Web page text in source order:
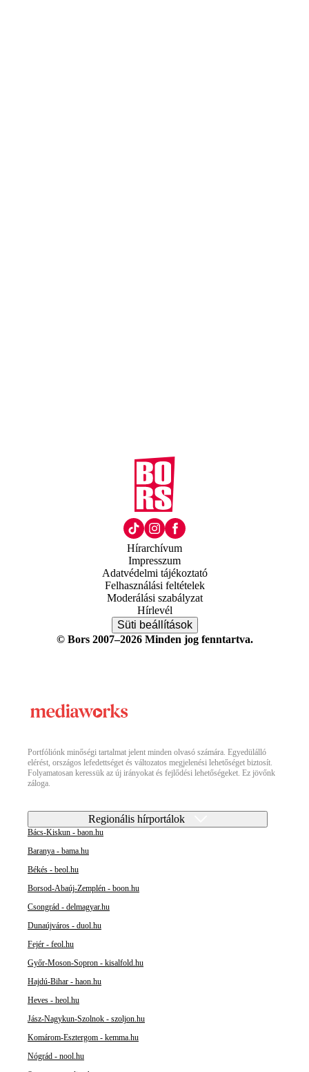
Hírarchívum
Impresszum
Adatvédelmi tájékoztató
Felhasználási feltételek
Moderálási szabályzat
Hírlevél
Süti beállítások
© Bors 2007–2026 Minden jog fenntartva.
Portfóliónk minőségi tartalmat jelent minden olvasó számára. Egyedülálló
elérést, országos lefedettséget és változatos megjelenési lehetőséget biztosít.
Folyamatosan keressük az új irányokat és fejlődési lehetőségeket. Ez jövőnk
záloga.
Regionális hírportálok
Bács-Kiskun - baon.hu
Baranya - bama.hu
Békés - beol.hu
Borsod-Abaúj-Zemplén - boon.hu
Csongrád - delmagyar.hu
Dunaújváros - duol.hu
Fejér - feol.hu
Győr-Moson-Sopron - kisalfold.hu
Hajdú-Bihar - haon.hu
Heves - heol.hu
Jász-Nagykun-Szolnok - szoljon.hu
Komárom-Esztergom - kemma.hu
Nógrád - nool.hu